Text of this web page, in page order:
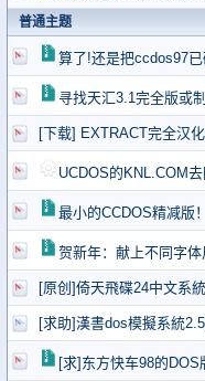
普通主题
算了!还是把ccdos97
寻找天汇3.1完全版或
[下载] EXTRACT完全汉
UCDOS的KNL.COM
最小的CCDOS精减版！
贺新年：献上不同字体
[原创]倚天飛碟24中文系
[求助]漢書dos模擬系統
[求]东方快车98的DOS